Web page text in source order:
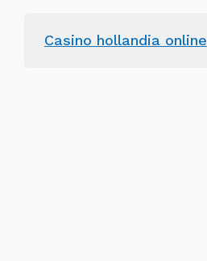
Casino hollandia online